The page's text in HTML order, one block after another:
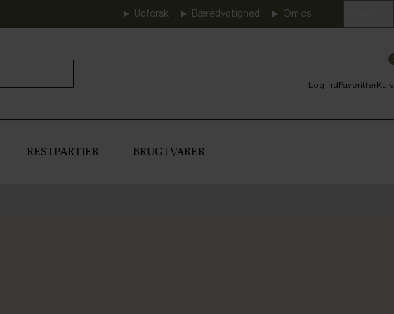
Udforsk Bæredygtighed Om os
Log indFavoritterKurv
RESTPARTIER BRUGTVARER